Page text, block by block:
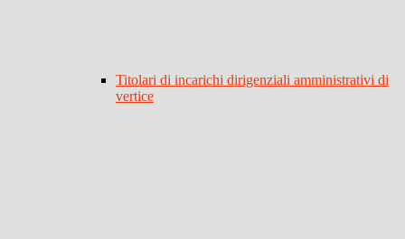
Titolari di incarichi dirigenziali amministrativi di
vertice